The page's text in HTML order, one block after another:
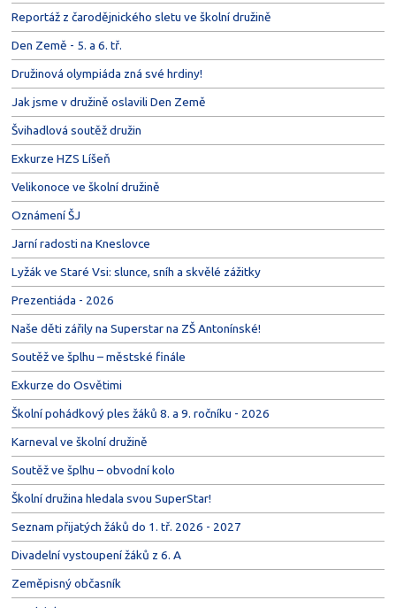
Reportáž z čarodějnického sletu ve školní družině
Den Země - 5. a 6. tř.
Družinová olympiáda zná své hrdiny!
Jak jsme v družině oslavili Den Země
Švihadlová soutěž družin
Exkurze HZS Líšeň
Velikonoce ve školní družině
Oznámení ŠJ
Jarní radosti na Kneslovce
Lyžák ve Staré Vsi: slunce, sníh a skvělé zážitky
Prezentiáda - 2026
Naše děti zářily na Superstar na ZŠ Antonínské!
Soutěž ve šplhu – městské finále
Exkurze do Osvětimi
Školní pohádkový ples žáků 8. a 9. ročníku - 2026
Karneval ve školní družině
Soutěž ve šplhu – obvodní kolo
Školní družina hledala svou SuperStar!
Seznam přijatých žáků do 1. tř. 2026 - 2027
Divadelní vystoupení žáků z 6. A
Zeměpisný občasník